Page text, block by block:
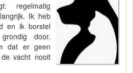
regelmatig
Ik heb
en ik borstel
door.
dat er geen
vacht nooit